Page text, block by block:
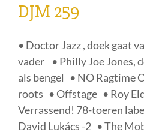
DJM 259
• Doctor Jazz , doek gaat
vader • Philly Joe Jones,
als bengel • NO Ragtime
roots • Offstage • Roy
Verrassend! 78-toeren
David Lukács -2 • The